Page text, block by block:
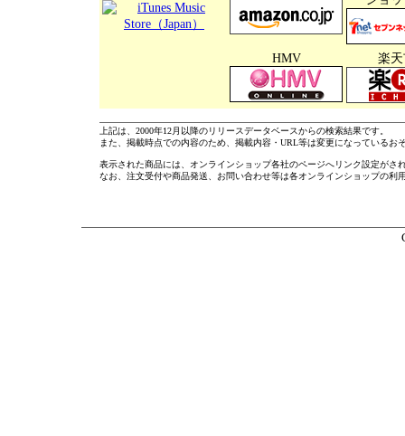
HMV 楽
上記は、2000年12月以降のリリースデータベースからの検索結果です。
また、掲載時点での内容のため、掲載内容・URL等は変更になっているお
表示された商品には、オンラインショップ各社のページへリンク設定がさ
なお、注文受付や商品発送、お問い合わせ等は各オンラインショップの利